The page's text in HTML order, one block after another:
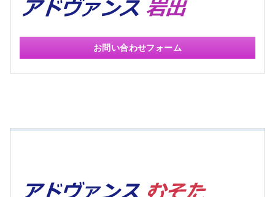
お問い合わせフォーム